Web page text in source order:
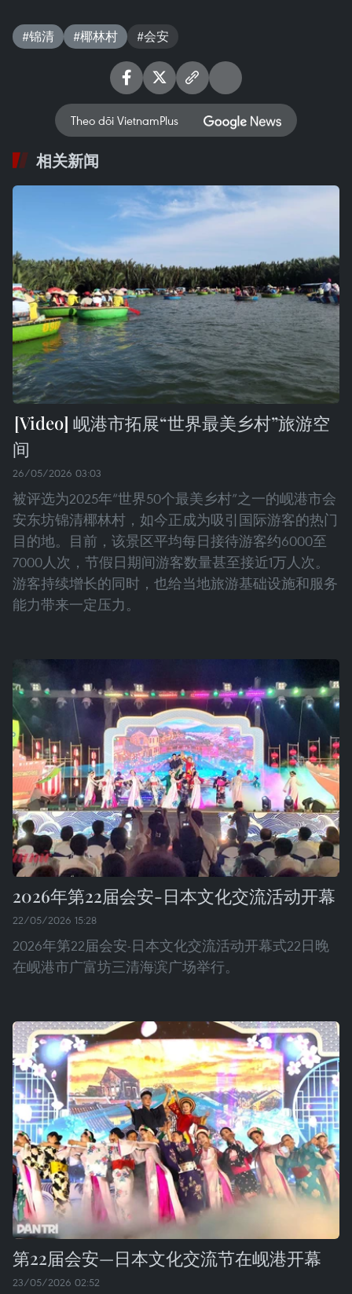
#锦清 #椰林村 #会安
Theo dõi VietnamPlus
相关新闻
岘港市拓展“世界最美乡村”旅游空
间
26/05/2026 03:03
被评选为2025年“世界50个最美乡村”之一的岘港市会
安东坊锦清椰林村，如今正成为吸引国际游客的热门
目的地。目前，该景区平均每日接待游客约6000至
7000人次，节假日期间游客数量甚至接近1万人次。
游客持续增长的同时，也给当地旅游基础设施和服务
能力带来一定压力。
2026年第22届会安-日本文化交流活动开幕
22/05/2026 15:28
2026年第22届会安-日本文化交流活动开幕式22日晚
在岘港市广富坊三清海滨广场举行。
第22届会安—日本文化交流节在岘港开幕
23/05/2026 02:52